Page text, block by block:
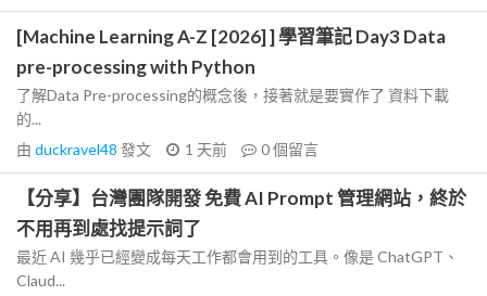
[Machine Learning A-Z [2026] ] 學習筆記 Day3 Data
pre-processing with Python
了解Data Pre-processing的概念後，接著就是要實作了 資料下載
的...
由 duckravel48 發文 1 天前 0個留言
【分享】台灣團隊開發 免費 AI Prompt 管理網站，終於
不用再到處找提示詞了
最近 AI 幾乎已經變成每天工作都會用到的工具。像是 ChatGPT、
Claud...